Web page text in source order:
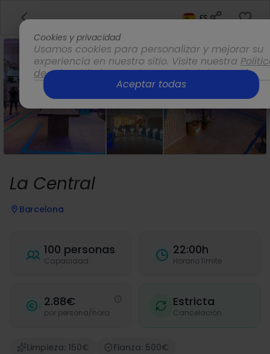
ES
La Central
Barcelona
100 personas
Capacidad
22:00h
Horario límite
2.88€
por persona/hora
Estricta
Cancelación
Limpieza: 150€
Fianza: 500€
Cookies y privacidad
Usamos cookies para personalizar y mejorar su
experiencia en nuestro sitio. Visite nuestra
de privacidadpara obtener más información.
Opciones
Aceptar todas